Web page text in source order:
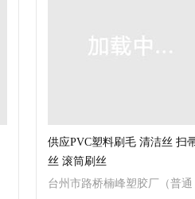
供应PVC塑料刷毛 清洁丝 扫
丝 滚筒刷丝
台州市路桥楠峰塑胶厂（普通